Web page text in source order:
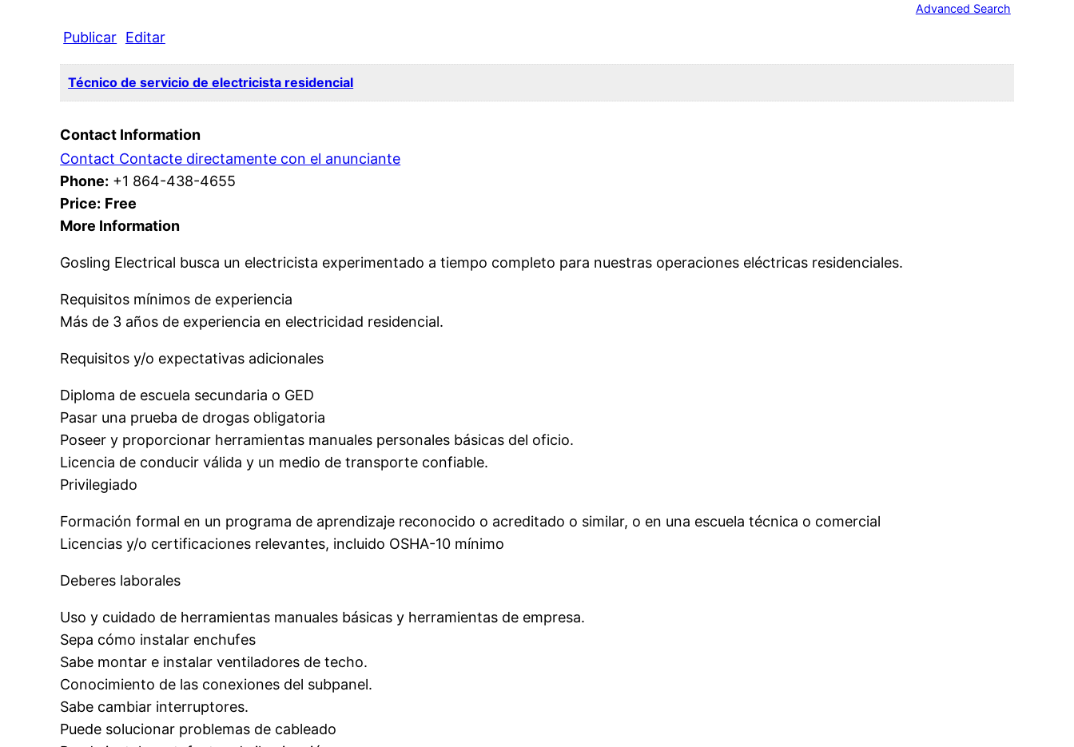
Advanced Search
Publicar Editar
Técnico de servicio de electricista residencial
Contact Information
Contact Contacte directamente con el anunciante
Phone: +1 864-438-4655
Price: Free
More Information
Gosling Electrical busca un electricista experimentado a tiempo completo para nuestras operaciones eléctricas residenciales.
Requisitos mínimos de experiencia
Más de 3 años de experiencia en electricidad residencial.
Requisitos y/o expectativas adicionales
Diploma de escuela secundaria o GED
Pasar una prueba de drogas obligatoria
Poseer y proporcionar herramientas manuales personales básicas del oficio.
Licencia de conducir válida y un medio de transporte confiable.
Privilegiado
Formación formal en un programa de aprendizaje reconocido o acreditado o similar, o en una escuela técnica o comercial
Licencias y/o certificaciones relevantes, incluido OSHA-10 mínimo
Deberes laborales
Uso y cuidado de herramientas manuales básicas y herramientas de empresa.
Sepa cómo instalar enchufes
Sabe montar e instalar ventiladores de techo.
Conocimiento de las conexiones del subpanel.
Sabe cambiar interruptores.
Puede solucionar problemas de cableado